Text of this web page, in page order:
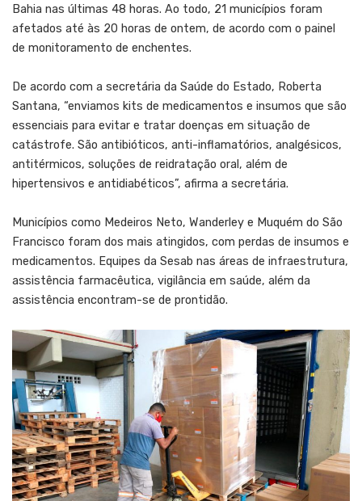
Bahia nas últimas 48 horas. Ao todo, 21 municípios foram
afetados até às 20 horas de ontem, de acordo com o painel
de monitoramento de enchentes.
De acordo com a secretária da Saúde do Estado, Roberta
Santana, “enviamos kits de medicamentos e insumos que são
essenciais para evitar e tratar doenças em situação de
catástrofe. São antibióticos, anti-inflamatórios, analgésicos,
antitérmicos, soluções de reidratação oral, além de
hipertensivos e antidiabéticos”, afirma a secretária.
Municípios como Medeiros Neto, Wanderley e Muquém do São
Francisco foram dos mais atingidos, com perdas de insumos e
medicamentos. Equipes da Sesab nas áreas de infraestrutura,
assistência farmacêutica, vigilância em saúde, além da
assistência encontram-se de prontidão.